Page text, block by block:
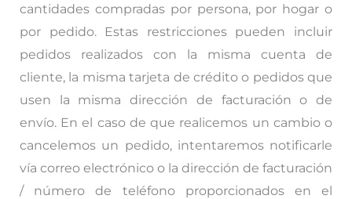
cantidades compradas por persona, por hogar o
por pedido. Estas restricciones pueden incluir
pedidos realizados con la misma cuenta de
cliente, la misma tarjeta de crédito o pedidos que
usen la misma dirección de facturación o de
envío. En el caso de que realicemos un cambio o
cancelemos un pedido, intentaremos notificarle
vía correo electrónico o la dirección de facturación
/ número de teléfono proporcionados en el